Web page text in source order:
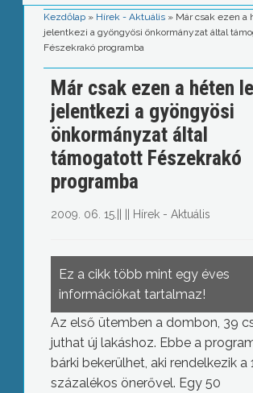
Kezdőlap » Hírek - Aktuális » Már csak ezen a
jelentkezi a gyöngyösi önkormányzat által
Fészekrakó programba
Már csak ezen a héten
jelentkezi a gyöngyösi
önkormányzat által
támogatott Fészekrakó
programba
2009. 06. 15. Hírek - Aktuális
Ez a cikk több mint egy éves
információkat tartalmaz!
Az első ütemben a dombon, 39
juthat új lakáshoz. Ebbe a
bárki bekerülhet, aki rendelkezik a
százalékos önerővel. Egy 50